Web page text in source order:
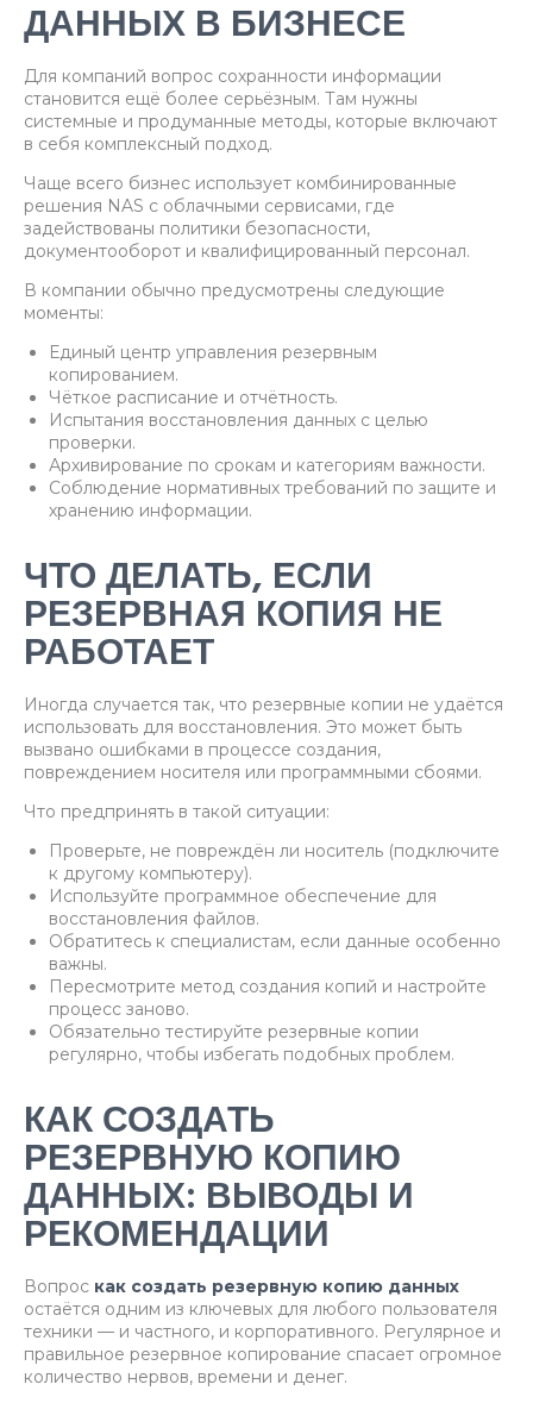
ДАННЫХ В БИЗНЕСЕ
Для компаний вопрос сохранности информации
становится ещё более серьёзным. Там нужны
системные и продуманные методы, которые включают
в себя комплексный подход.
Чаще всего бизнес использует комбинированные
решения NAS с облачными сервисами, где
задействованы политики безопасности,
документооборот и квалифицированный персонал.
В компании обычно предусмотрены следующие
моменты:
Единый центр управления резервным
копированием.
Чёткое расписание и отчётность.
Испытания восстановления данных с целью
проверки.
Архивирование по срокам и категориям важности.
Соблюдение нормативных требований по защите и
хранению информации.
ЧТО ДЕЛАТЬ, ЕСЛИ
РЕЗЕРВНАЯ КОПИЯ НЕ
РАБОТАЕТ
Иногда случается так, что резервные копии не удаётся
использовать для восстановления. Это может быть
вызвано ошибками в процессе создания,
повреждением носителя или программными сбоями.
Что предпринять в такой ситуации:
Проверьте, не повреждён ли носитель (подключите
к другому компьютеру).
Используйте программное обеспечение для
восстановления файлов.
Обратитесь к специалистам, если данные особенно
важны.
Пересмотрите метод создания копий и настройте
процесс заново.
Обязательно тестируйте резервные копии
регулярно, чтобы избегать подобных проблем.
КАК СОЗДАТЬ
РЕЗЕРВНУЮ КОПИЮ
ДАННЫХ: ВЫВОДЫ И
РЕКОМЕНДАЦИИ
Вопрос как создать резервную копию данных
остаётся одним из ключевых для любого пользователя
техники — и частного, и корпоративного. Регулярное и
правильное резервное копирование спасает огромное
количество нервов, времени и денег.